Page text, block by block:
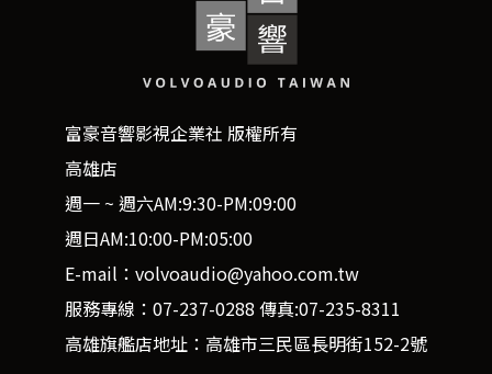
富豪音響影視企業社 版權所有
高雄店
週一 ~ 週六AM:9:30-PM:09:00
週日AM:10:00-PM:05:00
E-mail：volvoaudio@yahoo.com.tw
服務專線：07-237-0288 傳真:07-235-8311
高雄旗艦店地址：高雄市三民區長明街152-2號